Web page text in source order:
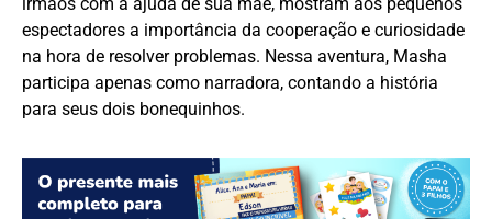
espectadores a importância da cooperação e curiosidade
na hora de resolver problemas. Nessa aventura, Masha
participa apenas como narradora, contando a história
para seus dois bonequinhos.